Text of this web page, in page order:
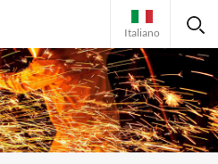
Italiano